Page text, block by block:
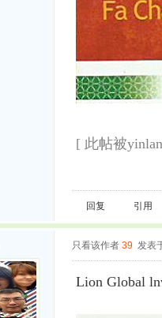
[ 此帖被
回复 引用
只看该作者 39 发表
Lion Global